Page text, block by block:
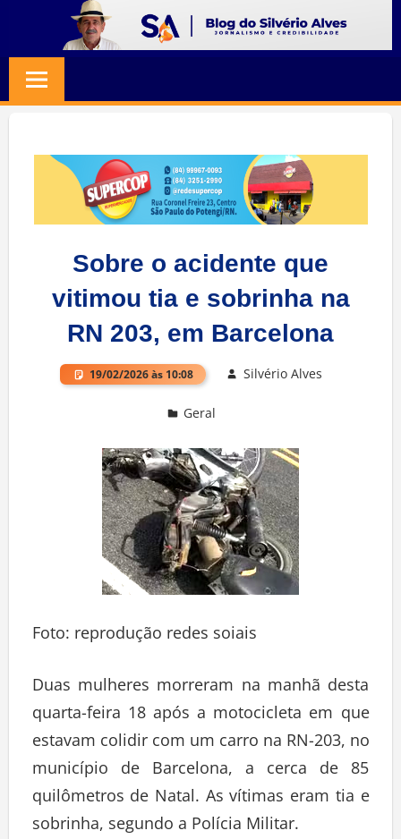
content
SILVERIO
ALVES
Jornalismo
Credibilidade
Sobre o acidente que
vitimou tia e sobrinha na
RN 203, em Barcelona
19/02/2026 às 10:08 Silvério Alves
Geral
Foto: reprodução redes soiais
Duas mulheres morreram na manhã desta
quarta-feira 18 após a motocicleta em que
estavam colidir com um carro na RN-203, no
município de Barcelona, a cerca de 85
quilômetros de Natal. As vítimas eram tia e
sobrinha, segundo a Polícia Militar.